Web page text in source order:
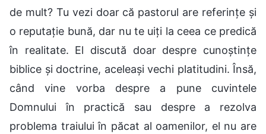
de mult? Tu vezi doar că pastorul are referințe și
o reputație bună, dar nu te uiți la ceea ce predică
în realitate. El discută doar despre cunoștințe
biblice și doctrine, aceleași vechi platitudini. Însă,
când vine vorba despre a pune cuvintele
Domnului în practică sau despre a rezolva
problema traiului în păcat al oamenilor, el nu are